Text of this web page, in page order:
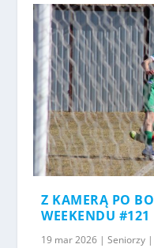
Z KAMERĄ PO
WEEKENDU #121
19 mar 2026 |Seniorzy